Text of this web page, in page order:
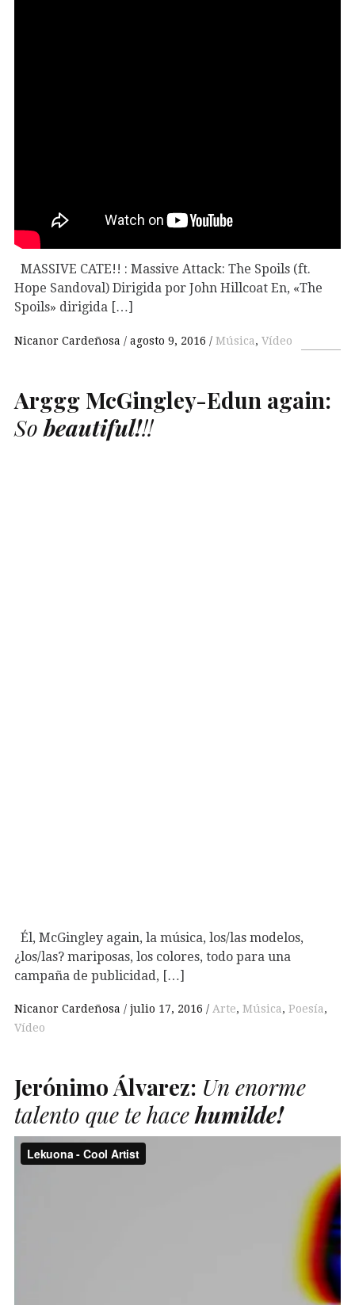
MASSIVE CATE!! : Massive Attack: The Spoils (ft.
Hope Sandoval) Dirigida por John Hillcoat En, «The
Spoils» dirigida […]
Nicanor Cardeñosa agosto 9, 2016 Música, Vídeo
Arggg McGingley-Edun again:
So beautiful!!!
Él, McGingley again, la música, los/las modelos,
¿los/las? mariposas, los colores, todo para una
campaña de publicidad, […]
Nicanor Cardeñosa julio 17, 2016 Arte, Música, Poesía,
Vídeo
Jerónimo Álvarez: Un enorme
talento que te hacehumilde!